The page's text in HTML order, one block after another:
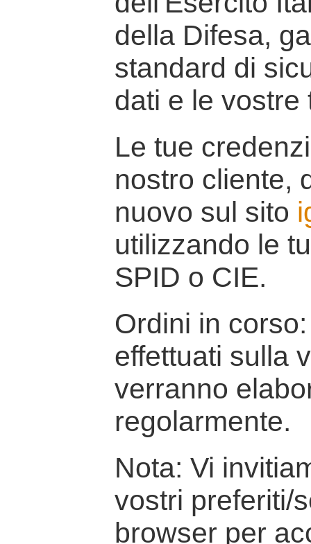
della Difesa,
standard di
dati e le vostre
Le tue
nostro cliente,
nuovo sul sito
utilizzando le
SPID o CIE.
Ordini in
effettuati sulla
verranno
regolarmente.
Nota: Vi
vostri preferiti/
browser per